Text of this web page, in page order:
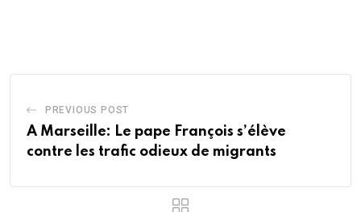
PREVIOUS POST
A Marseille: Le pape François s’élève
contre les trafic odieux de migrants